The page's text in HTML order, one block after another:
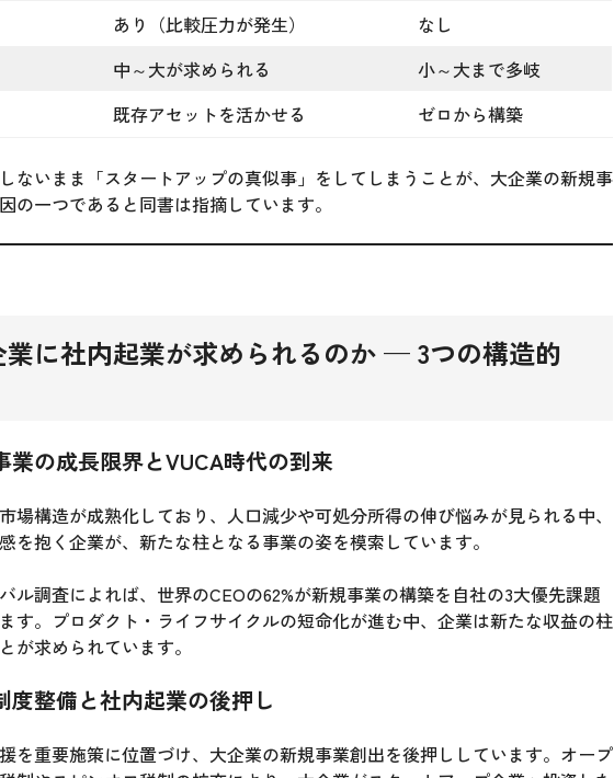
あり（比較圧力が発生）
なし
中～大が求められる
小～大まで多岐
既存アセットを活かせる ゼロから構築
ないまま「スタートアップの真似事」をしてしまうことが、大企業の新規事
の一つであると同書は指摘しています。
業に社内起業が求められるのか — 3つの構造的
の成長限界とVUCA時代の到来
場構造が成熟化しており、人口減少や可処分所得の伸び悩みが見られる中、
を抱く企業が、新たな柱となる事業の姿を模索しています。
ル調査によれば、世界のCEOの62%が新規事業の構築を自社の3大優先課題
す。プロダクト・ライフサイクルの短命化が進む中、企業は新たな収益の柱
が求められています。
整備と社内起業の後押し
を重要施策に位置づけ、大企業の新規事業創出を後押ししています。オープ